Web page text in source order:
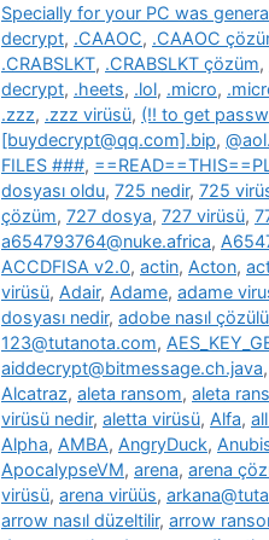
Specially for your PC was
decrypt, .CAAOC, .CAAOC
.CRABSLKT, .CRABSLKT çözüm,
decrypt, .heets, .lol, .micro,
.zzz, .zzz virüsü, (!! to get
[buydecrypt@qq.com].bip,
FILES ###,
dosyası oldu, 725 nedir, 725
çözüm, 727 dosya, 727 virüsü,
a654793764@nuke.africa,
ACCDFISA v2.0, actin, Acton,
virüsü, Adair, Adame, adame
dosyası nedir, adobe nasıl
123@tutanota.com,
aiddecrypt@bitmessage.ch.java,
Alcatraz, aleta ransom, aleta
virüsü nedir, aletta virüsü, Alfa,
Alpha, AMBA, AngryDuck,
ApocalypseVM, arena, arena
virüsü, arena virüüs,
arrow nasıl düzeltilir, arrow